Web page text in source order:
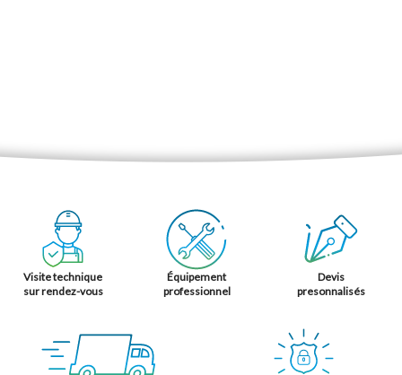
Visite technique
sur rendez-vous
Équipement
professionnel
Devis
presonnalisés